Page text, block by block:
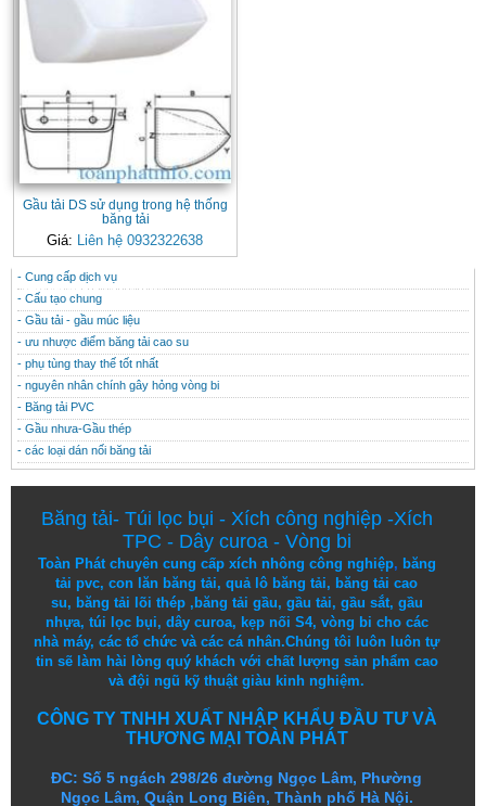
Gầu tải DS sử dụng trong hệ thống
băng tải
Giá: Liên hệ 0932322638
CONTACT
THÔNG TIN HỮU ÍCH
- Cung cấp dịch vụ
- Cấu tạo chung
- Gầu tải - gầu múc liệu
- ưu nhược điểm băng tải cao su
- phụ tùng thay thế tốt nhất
- nguyên nhân chính gây hỏng vòng bi
- Băng tải PVC
- Gầu nhưa-Gầu thép
- các loại dán nối băng tải
Băng tải- Túi lọc bụi - Xích công nghiệp-Xích
TPC - Dây curoa - Vòng bi
Toàn Phát chuyên cung cấp xích nhông công nghiệp, băng
tải pvc,con lăn băng tải,quả lô băng tải, băng tải cao
su, băng tải lõi thép,băng tải gầu, gầu tải, gầu sắt, gầu
nhựa, túi lọc bụi, dây curoa, kẹp nối S4, vòng bi cho các
nhà máy, các tổ chức và các cá nhân.Chúng tôi luôn luôn tự
tin sẽ làm hài lòng quý khách với chất lượng sảnphẩm cao
và đội ngũ kỹ thuật giàu kinh nghiệm.
CÔNG TY TNHH XUẤT NHẬP KHẨU ĐẦU TƯ VÀ
THƯƠNG MẠI TOÀN PHÁT
ĐC: Số 5 ngách 298/26 đường Ngọc Lâm, Phường
Ngọc Lâm, Quận Long Biên, Thành phố Hà Nội.